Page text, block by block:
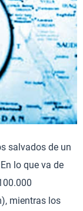
salvados de un
lo que va de
mientras los